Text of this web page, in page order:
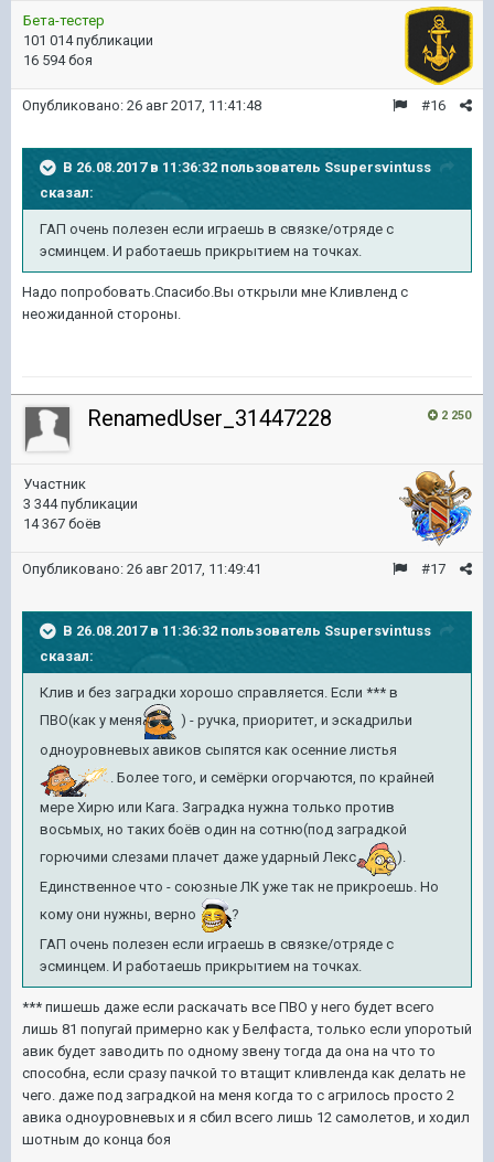
Бета-тестер
101 014 публикации
16 594 боя
#16
Опубликовано: 26 авг 2017, 11:41:48
В 26.08.2017 в 11:36:32 пользователь Ssupersvintuss
сказал:
ГАП очень полезен если играешь в связке/отряде с
эсминцем. И работаешь прикрытием на точках.
Надо попробовать.Спасибо.Вы открыли мне Кливленд с
неожиданной стороны.
2 250
RenamedUser_31447228
Участник
3 344 публикации
14 367 боёв
#17
Опубликовано: 26 авг 2017, 11:49:41
В 26.08.2017 в 11:36:32 пользователь Ssupersvintuss
сказал:
Клив и без заградки хорошо справляется. Если *** в
ПВО(как у меня
) - ручка, приоритет, и эскадрильи
одноуровневых авиков сыпятся как осенние листья
. Более того, и семёрки огорчаются, по крайней
мере Хирю или Кага. Заградка нужна только против
восьмых, но таких боёв один на сотню(под заградкой
горючими слезами плачет даже ударный Лекс
).
Единственное что - союзные ЛК уже так не прикроешь. Но
кому они нужны, верно
?
ГАП очень полезен если играешь в связке/отряде с
эсминцем. И работаешь прикрытием на точках.
*** пишешь даже если раскачать все ПВО у него будет всего
лишь 81 попугай примерно как у Белфаста, только если упоротый
авик будет заводить по одному звену тогда да она на что то
способна, если сразу пачкой то втащит кливленда как делать не
чего. даже под заградкой на меня когда то с агрилось просто 2
авика одноуровневых и я сбил всего лишь 12 самолетов, и ходил
шотным до конца боя